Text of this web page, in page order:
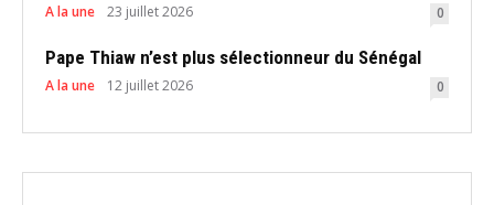
A la une 23 juillet 2026 0
Pape Thiaw n’est plus sélectionneur du Sénégal
A la une 12 juillet 2026 0